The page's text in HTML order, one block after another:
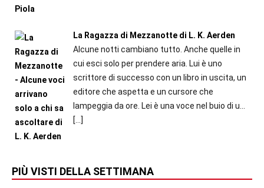
La Ragazza di Mezzanotte di L. K. Aerden
Alcune notti cambiano tutto. Anche quelle in
cui esci solo per prendere aria. Lui è uno
scrittore di successo con un libro in uscita, un
editore che aspetta e un cursore che
lampeggia da ore. Lei è una voce nel buio di u...
[…]
PIÙ VISTI DELLA SETTIMANA